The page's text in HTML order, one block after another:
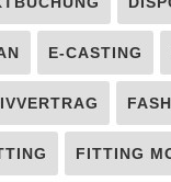
E-CASTING
FITTING